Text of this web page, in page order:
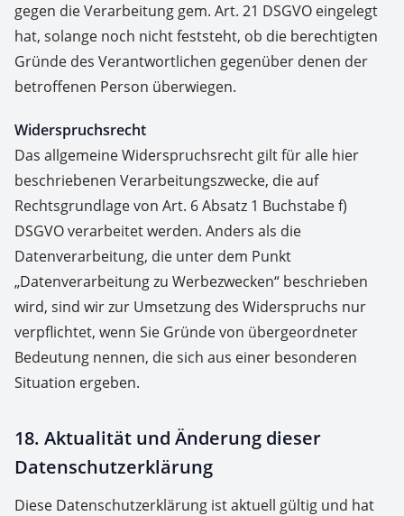
gegen die Verarbeitung gem. Art. 21 DSGVO eingelegt
hat, solange noch nicht feststeht, ob die berechtigten
Gründe des Verantwortlichen gegenüber denen der
betroffenen Person überwiegen.
Widerspruchsrecht
Das allgemeine Widerspruchsrecht gilt für alle hier
beschriebenen Verarbeitungszwecke, die auf
Rechtsgrundlage von Art. 6 Absatz 1 Buchstabe f)
DSGVO verarbeitet werden. Anders als die
Datenverarbeitung, die unter dem Punkt
„Datenverarbeitung zu Werbezwecken“ beschrieben
wird, sind wir zur Umsetzung des Widerspruchs nur
verpflichtet, wenn Sie Gründe von übergeordneter
Bedeutung nennen, die sich aus einer besonderen
Situation ergeben.
18. Aktualität und Änderung dieser
Datenschutzerklärung
Diese Datenschutzerklärung ist aktuell gültig und hat